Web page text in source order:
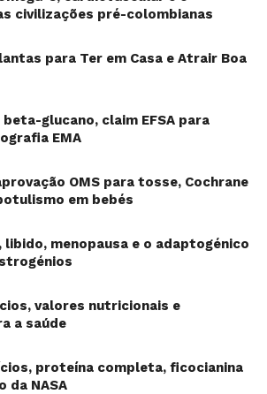
civilizações pré-colombianas
para Ter em Casa e Atrair Boa
glucano, claim EFSA para
EMA
OMS para tosse, Cochrane
em bebés
libido, menopausa e o adaptogénico
valores nutricionais e
a saúde
proteína completa, ficocianina
da NASA